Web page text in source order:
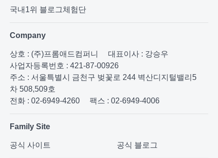
국내1위 블로그체험단
Company
상호 : (주)프롬애드컴퍼니
대표이사 : 강승우
사업자등록번호 : 421-87-00926
주소 : 서울특별시 금천구 벚꽃로 244 벽산디지털밸리5
차 508,509호
전화 : 02-6949-4260
팩스 : 02-6949-4006
Family Site
공식 사이트 공식 블로그